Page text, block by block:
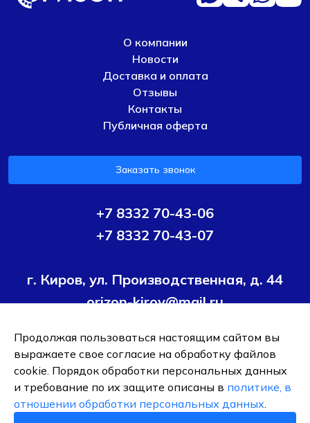
О компании
Новости
Доставка и оплата
Отзывы
Контакты
Публичная оферта
Заказать звонок
+7 8332 70-43-06
+7 8332 70-43-07
г. Киров, ул. Производственная, д. 44
orizon-kirov@mail.ru
Условия политики конфиденциальности
Согласие на
обработку персональных данных
ОБЩЕСТВО С ОГРАНИЧЕННОЙ ОТВЕТСТВЕННОСТЬЮ ТК
"ОРИЗОН-ПОДШИПНИК"
Продолжая пользоваться настоящим сайтом вы
выражаете свое согласие на обработку файлов
cookie. Порядок обработки персональных данных
и требование по их защите описаны в политике, в
отношении обработки персональных данных.